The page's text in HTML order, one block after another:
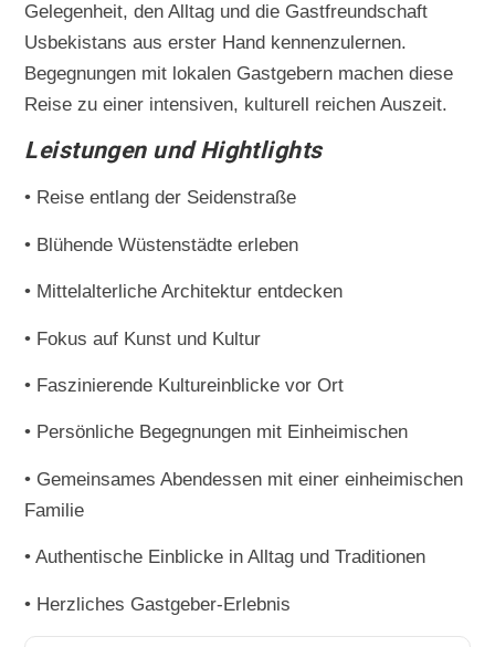
Gelegenheit, den Alltag und die Gastfreundschaft
Usbekistans aus erster Hand kennenzulernen.
Begegnungen mit lokalen Gastgebern machen diese
Reise zu einer intensiven, kulturell reichen Auszeit.
Leistungen und Hightlights
• Reise entlang der Seidenstraße
• Blühende Wüstenstädte erleben
• Mittelalterliche Architektur entdecken
• Fokus auf Kunst und Kultur
• Faszinierende Kultureinblicke vor Ort
• Persönliche Begegnungen mit Einheimischen
• Gemeinsames Abendessen mit einer einheimischen
Familie
• Authentische Einblicke in Alltag und Traditionen
• Herzliches Gastgeber-Erlebnis